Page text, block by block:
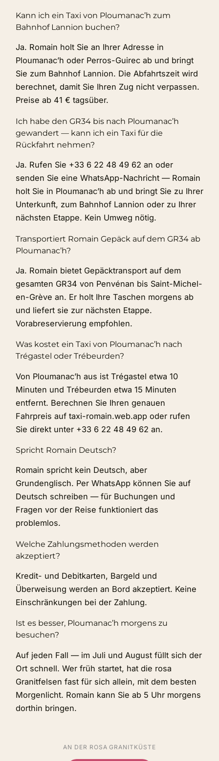
Kann ich ein Taxi von Ploumanac’h zum
Bahnhof Lannion buchen?
Ja. Romain holt Sie an Ihrer Adresse in
Ploumanac’h oder Perros-Guirec ab und bringt
Sie zum Bahnhof Lannion. Die Abfahrtszeit wird
berechnet, damit Sie Ihren Zug nicht verpassen.
Preise ab 41 € tagsüber.
Ich habe den GR34 bis nach Ploumanac’h
gewandert — kann ich ein Taxi für die
Rückfahrt nehmen?
Ja. Rufen Sie +33 6 22 48 49 62 an oder
senden Sie eine WhatsApp-Nachricht — Romain
holt Sie in Ploumanac’h ab und bringt Sie zu Ihrer
Unterkunft, zum Bahnhof Lannion oder zu Ihrer
nächsten Etappe. Kein Umweg nötig.
Transportiert Romain Gepäck auf dem GR34 ab
Ploumanac’h?
Ja. Romain bietet Gepäcktransport auf dem
gesamten GR34 von Penvénan bis Saint-Michel-
en-Grève an. Er holt Ihre Taschen morgens ab
und liefert sie zur nächsten Etappe.
Vorabreservierung empfohlen.
Was kostet ein Taxi von Ploumanac’h nach
Trégastel oder Trébeurden?
Von Ploumanac’h aus ist Trégastel etwa 10
Minuten und Trébeurden etwa 15 Minuten
entfernt. Berechnen Sie Ihren genauen
Fahrpreis auf taxi-romain.web.app oder rufen
Sie direkt unter +33 6 22 48 49 62 an.
Spricht Romain Deutsch?
Romain spricht kein Deutsch, aber
Grundenglisch. Per WhatsApp können Sie auf
Deutsch schreiben — für Buchungen und
Fragen vor der Reise funktioniert das
problemlos.
Welche Zahlungsmethoden werden
akzeptiert?
Kredit- und Debitkarten, Bargeld und
Überweisung werden an Bord akzeptiert. Keine
Einschränkungen bei der Zahlung.
Ist es besser, Ploumanac’h morgens zu
besuchen?
Auf jeden Fall — im Juli und August füllt sich der
Ort schnell. Wer früh startet, hat die rosa
Granitfelsen fast für sich allein, mit dem besten
Morgenlicht. Romain kann Sie ab 5 Uhr morgens
dorthin bringen.
AN DER ROSA GRANITKÜSTE